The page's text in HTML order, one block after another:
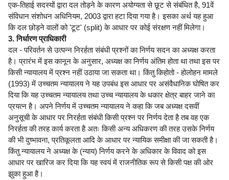
एक-तिहाई सदस्यों द्वारा दल तोड़ने के कारण अयोग्यता से छूट से संबंधित है, 91वें
संविधान संशोधन अधिनियम, 2003 द्वारा हटा दिया गया है। इसका अर्थ यह हुआ
कि दल छोड़ने वालों को 'टूट' (split) के आधार पर कोई संरक्षण नहीं मिलेगा।
3. निर्धारण प्राधिकारी
दल - परिवर्तन से उत्पन्न निरर्हता संबंधी प्रश्नों का निर्णय सदन का अध्यक्ष करता
है। प्रारंभ में इस कानून के अनुसार, अध्यक्ष का निर्णय अंतिम होता था तथा इस पर
किसी न्यायालय में प्रश्न नहीं उठाया जा सकता था। किंतु किहोतो - होलोहन मामले
(1993) में उच्चतम न्यायालय ने यह उपबंध इस आधार पर असंवैधानिक घोषित कर
दिया कि यह उच्चतम न्यायालय तथा उच्च न्यायालय के धकार क्षेत्र बाहर जाने का
प्रयत्न है। अपने निर्णय में उच्चतम न्यायालय ने कहा कि जब अध्यक्ष दसवीं
अनुसूची के आधार पर निरर्हता संबंधी किसी प्रश्न पर निर्णय देता है तब वह एक
निरर्हता की तरह कार्य करता है अतः किसी अन्य अधिकरण की तरह उसके निर्णय
की भी दुष्भावना, प्रतिकूलता आदि के आधार पर न्यायिक समीक्षा की जा सकती है।
किंतु न्यायालय ने अध्यक्ष के (न्याय) निर्णय करने के अधिकार के विवाद को इस
आधार पर खारिज कर दिया कि यह स्वयं में राजनीतिक रूप से किसी पक्ष की ओर
झुका हुआ है।